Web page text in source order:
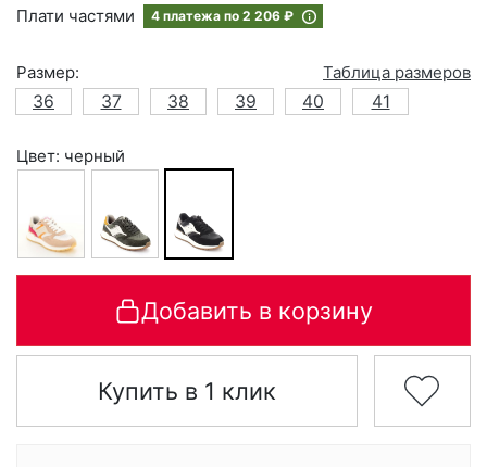
Плати частями 4 платежа по 2 206 ₽
Размер:
Таблица размеров
36
37 38 39 40 41
Цвет: черный
Добавить в корзину
Купить в 1 клик